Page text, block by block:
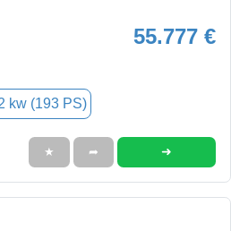
55.777 €
kw (193 PS)
★ ➦ ➜